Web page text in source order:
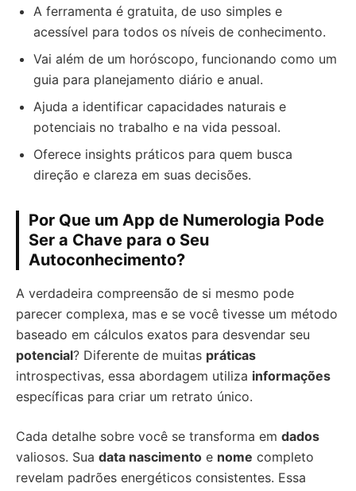
A ferramenta é gratuita, de uso simples e
acessível para todos os níveis de conhecimento.
Vai além de um horóscopo, funcionando como um
guia para planejamento diário e anual.
Ajuda a identificar capacidades naturais e
potenciais no trabalho e na vida pessoal.
Oferece insights práticos para quem busca
direção e clareza em suas decisões.
Por Que um App de Numerologia Pode
Ser a Chave para o Seu
Autoconhecimento?
A verdadeira compreensão de si mesmo pode
parecer complexa, mas e se você tivesse um método
baseado em cálculos exatos para desvendar seu
potencial? Diferente de muitas práticas
introspectivas, essa abordagem utiliza informações
específicas para criar um retrato único.
Cada detalhe sobre você se transforma em dados
valiosos. Sua data nascimento e nome completo
revelam padrões energéticos consistentes. Essa